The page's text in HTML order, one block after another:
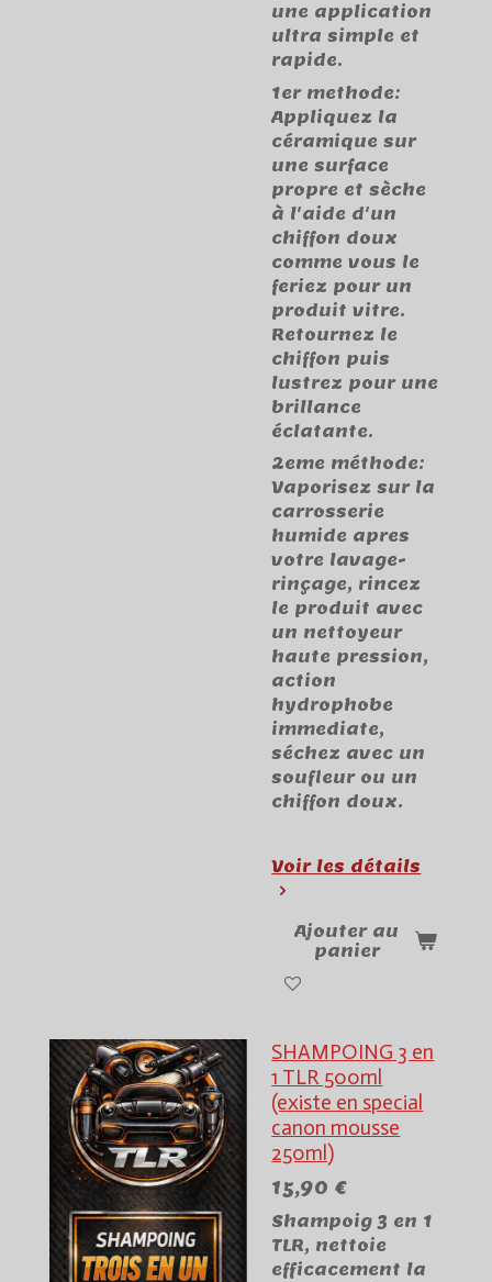
une application
ultra simple et
rapide.
1er methode:
Appliquez la
céramique sur
une surface
propre et sèche
à l'aide d'un
chiffon doux
comme vous le
feriez pour un
produit vitre.
Retournez le
chiffon puis
lustrez pour une
brillance
éclatante.
2eme méthode:
Vaporisez sur la
carrosserie
humide apres
votre lavage-
rinçage, rincez
le produit avec
un nettoyeur
haute pression,
action
hydrophobe
immediate,
séchez avec un
soufleur ou un
chiffon doux.
Voir les détails
Ajouter au
panier
SHAMPOING 3 en
1 TLR 500ml
(existe en special
canon mousse
250ml)
15,90 €
Shampoig 3 en 1
TLR, nettoie
efficacement la